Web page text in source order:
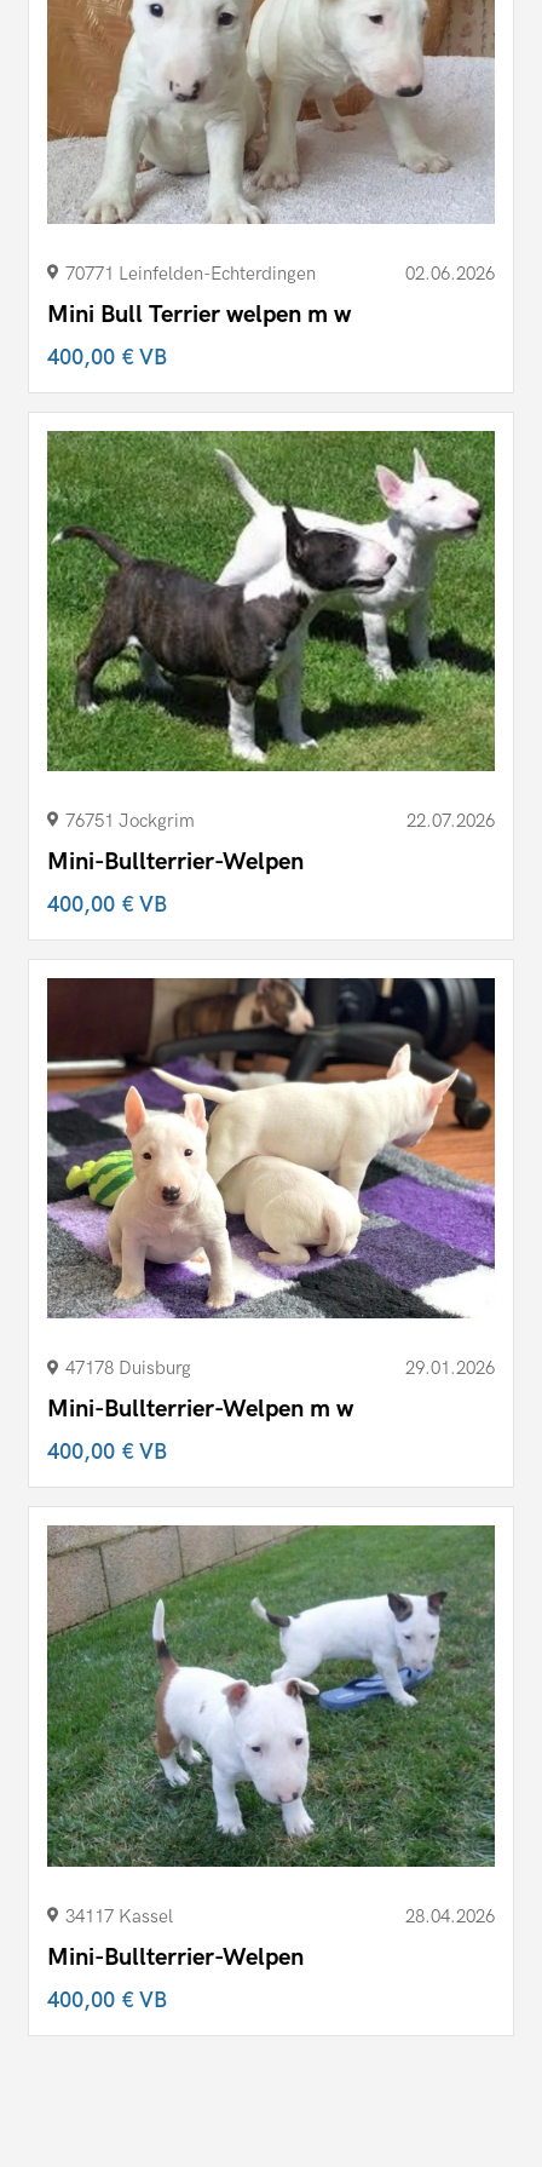
70771 Leinfelden-Echterdingen 02.06.2026
Mini Bull Terrier welpen m w
400,00 €VB
76751 Jockgrim 22.07.2026
Mini-Bullterrier-Welpen
400,00 €VB
47178 Duisburg 29.01.2026
Mini-Bullterrier-Welpen m w
400,00 €VB
34117 Kassel 28.04.2026
Mini-Bullterrier-Welpen
400,00 €VB